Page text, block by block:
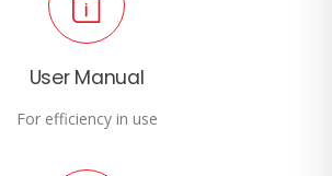
User Manual
For efficiency in use